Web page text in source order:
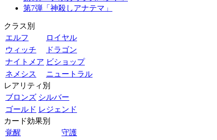
第7弾「神殺しアナテマ」
クラス別
エルフ
ロイヤル
ウィッチ
ドラゴン
ナイトメア ビショップ
ネメシス
ニュートラル
レアリティ別
ブロンズ シルバー
ゴールド レジェンド
カード効果別
覚醒
守護